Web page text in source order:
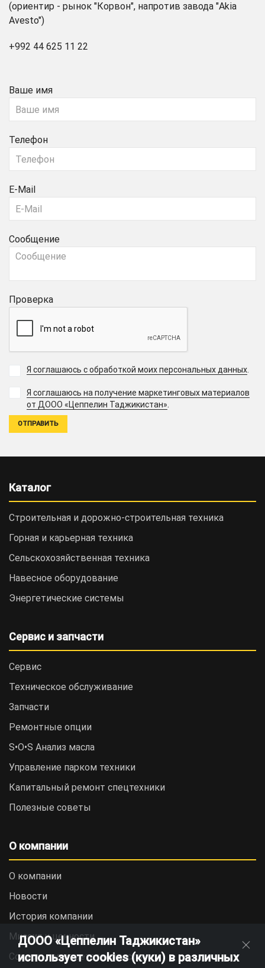
(ориентир - рынок "Корвон", напротив завода "Akia
Avesto")
+992 44 625 11 22
Ваше имя
Телефон
E-Mail
Сообщение
Проверка
Я соглашаюсь с обработкой моих персональных данных.
Я соглашаюсь на получение маркетинговых материалов
от ДООО «Цеппелин Таджикистан».
Каталог
Строительная и дорожно-cтроительная техника
Горная и карьерная техника
Сельскохозяйственная техника
Навесное оборудование
Энергетические системы
Сервис и запчасти
Сервис
Техническое обслуживание
Запчасти
Ремонтные опции
S•O•S Анализ масла
Управление парком техники
Капитальный ремонт спецтехники
Полезные советы
О компании
О компании
Новости
История компании
Миссия и ценности
Социальная ответственность
ДООО «Цеппелин Таджикистан»
использует cookies (куки) в различных